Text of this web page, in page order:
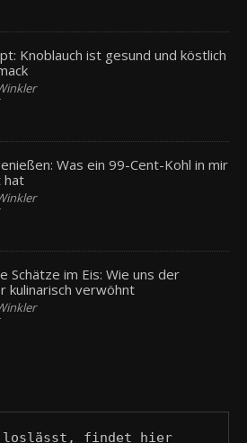
Knoblauch ist gesund und köstlich
Was ein 99-Cent-Kohl in mir
hat
Schätze im Eis: Wie uns der
kulinarisch verwöhnt
loslässt, findet hier